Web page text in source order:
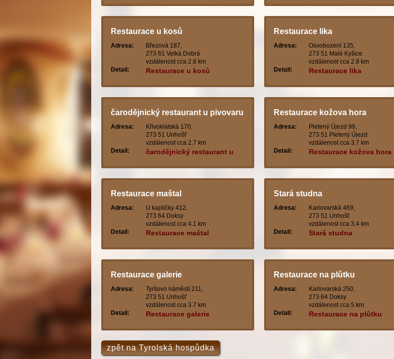
Restaurace u kosů
Adresa:
Březová 187,
273 61 Velká Dobrá
vzdálenost cca 2.8 km
Detail:
Restaurace u kosů
Restaurace lika
Adresa:
Osvobození 135,
273 51 Malé Kyšice
vzdálenost cca 2.8 km
Detail:
Restaurace lika
čarodějnický restaurant u pivovaru
Adresa:
Křivoklátská 170,
273 51 Unhošť
vzdálenost cca 2.7 km
Detail:
čarodějnický restaurant u
Restaurace kožova hora
Adresa:
Pletený Újezd 99,
273 51 Pletený Újezd
vzdálenost cca 3.7 km
Detail:
Restaurace kožova hora
Restaurace maštal
Adresa:
U kapličky 412,
273 64 Doksy
vzdálenost cca 4.1 km
Detail:
Restaurace maštal
Stará studna
Adresa:
Karlovarská 469,
273 51 Unhošť
vzdálenost cca 3.4 km
Detail:
Stará studna
Restaurace galerie
Adresa:
Tyršovo náměstí 211,
273 51 Unhošť
vzdálenost cca 3.7 km
Detail:
Restaurace galerie
Restaurace na plůtku
Adresa:
Karlovarská 250,
273 64 Doksy
vzdálenost cca 5 km
Detail:
Restaurace na plůtku
zpět na Tyrolská hospůdka